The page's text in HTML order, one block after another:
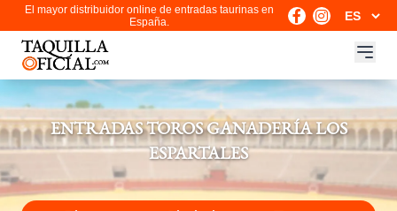
El mayor distribuidor online de entradas taurinas en
España.
ENTRADAS TOROS GANADERÍA LOS
ESPARTALES